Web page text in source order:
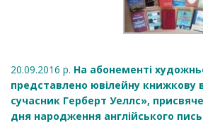
20.09.2016 р. На абонементі
представлено ювілейну книжкову
сучасник Герберт Уеллс»,
дня народження англійського